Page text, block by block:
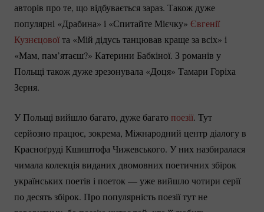
авторів про те, що відбувається зараз. Також дуже
популярні «Драбина» і «Спитайте Мієчку» Євгенії
Кузнєцовоїта «Мій дідусь танцював краще за всіх» і
«Мам, пам’ятаєш?» Катерини Бабкіної. З романів у
Польщі також дуже зрезонувала «Доця» Тамари Горіха
Зерня.
У Польщі вийшло багато, дуже багато поезії. Тут
серйозно працює, зокрема, Міжнародний центр діалогу в
Красноґруді Кшиштофа Чижевського. У них назбиралася
чимала колекція виданих двомовних поетичних збірок
українських поетів і поеток — уже вийшло чотири серії
по десять збірок. Про популярність поезії тут не